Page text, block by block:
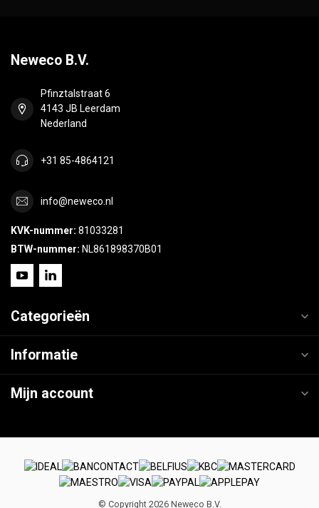
Neweco B.V.
Pfinztalstraat 6
4143 JB Leerdam
Nederland
+31 85-4864121
info@neweco.nl
KVK-nummer: 81033281
BTW-nummer: NL861898370B01
Categorieën
Informatie
Mijn account
© Copyright 2026 Neweco B.V.